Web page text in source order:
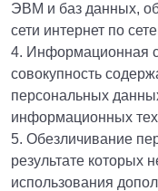
ЭВМ и баз данных,
сети интернет по
4. Информационная
совокупность
персональных
информационных
5. Обезличивание
результате которых
использования